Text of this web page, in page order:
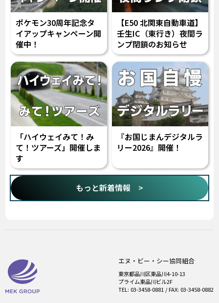
ポケモン30周年記念タ
イアップキャンペーン開
催中！
【E50 北関東自動車道】
壬生IC（東行き）夜間ラ
ンプ閉鎖のお知らせ
「ハイウェイみて！み
て！ツアーズ」開催しま
す
『お国じまんデジタルラ
リー2026』開催！
もっと新着情報 >
エヌ・ビー・シー協同組合
東京都品川区東品川4-10-13
プライム東品川ビル2F
TEL: 03-3458-0881 / FAX: 03-3458-0882